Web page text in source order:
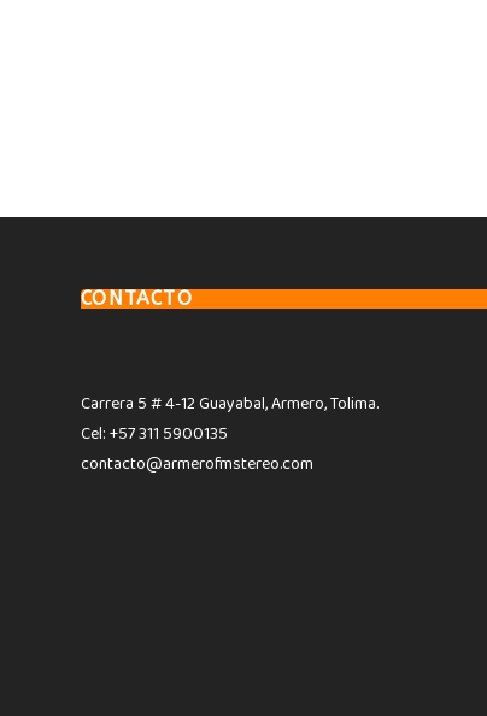
CONTACTO
Carrera 5 # 4-12 Guayabal, Armero, Tolima.
Cel: +57 311 5900135
contacto@armerofmstereo.com